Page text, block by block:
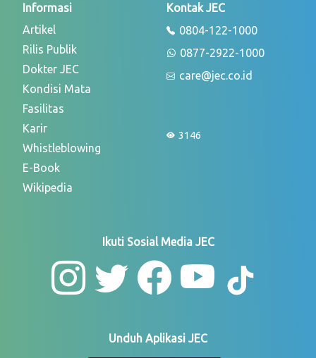
Informasi
Artikel
Rilis Publik
Dokter JEC
Kondisi Mata
Fasilitas
Karir
Whistleblowing
E-Book
Wikipedia
Kontak JEC
0804-122-1000
0877-2922-1000
care@jec.co.id
3146
Ikuti Sosial Media JEC
Unduh Aplikasi JEC